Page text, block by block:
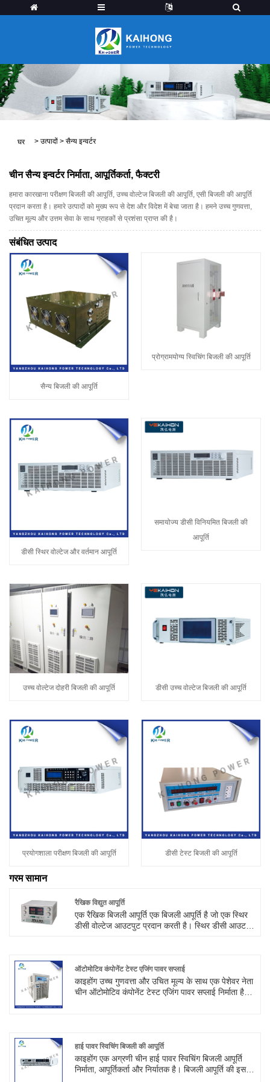
घर > उत्पादों > सैन्य इन्वर्टर
चीन सैन्य इन्वर्टर निर्माता, आपूर्तिकर्ता, फैक्टरी
हमारा कारखाना परीक्षण बिजली की आपूर्ति, उच्च वोल्टेज बिजली की आपूर्ति, एसी बिजली की आपूर्ति
प्रदान करता है। हमारे उत्पादों को मुख्य रूप से देश और विदेश में बेचा जाता है। हमने उच्च गुणवत्ता,
उचित मूल्य और उत्तम सेवा के साथ ग्राहकों से प्रशंसा प्राप्त की है।
संबंधित उत्पाद
सैन्य बिजली की आपूर्ति
प्रोग्रामयोग्य स्विचिंग बिजली की आपूर्ति
डीसी स्थिर वोल्टेज और वर्तमान आपूर्ति
समायोज्य डीसी विनियमित बिजली की
आपूर्ति
उच्च वोल्टेज दोहरी बिजली की आपूर्ति डीसी उच्च वोल्टेज बिजली की आपूर्ति
प्रयोगशाला परीक्षण बिजली की आपूर्ति डीसी टेस्ट बिजली की आपूर्ति
गरम सामान
रैखिक विद्युत आपूर्ति
एक रैखिक बिजली आपूर्ति एक बिजली आपूर्ति है जो एक स्थिर
डीसी वोल्टेज आउटपुट प्रदान करती है। स्थिर डीसी आउटपुट
हैं: 1. स्थिरता: रैखिक डीसी बिजली आपूर्ति में उच्च स्थिरता
होती है और यह स्थिर आउटपुट वोल्टेज प्रदान कर सकती है,
जो उच्च वोल्टेज स्थिरता आवश्यकताओं वाले अनुप्रयोगों के
ऑटोमोटिव कंपोनेंट टेस्ट एजिंग पावर सप्लाई
काइहोंग उच्च गुणवत्ता और उचित मूल्य के साथ एक पेशेवर नेता
चीन ऑटोमोटिव कंपोनेंट टेस्ट एजिंग पावर सप्लाई निर्माता है।
हाई पावर स्विचिंग बिजली की आपूर्ति
काइहोंग एक अग्रणी चीन हाई पावर स्विचिंग बिजली आपूर्ति
निर्माता, आपूर्तिकर्ता और निर्यातक है। बिजली आपूर्ति की इस